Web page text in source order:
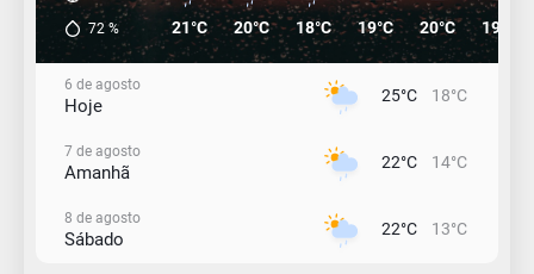
72% 21°C 20°C 18°C 19°C 20°C 19°C
6 de agosto
Hoje 25°C 18°C
7 de agosto
Amanhã 22°C 14°C
8 de agosto
Sábado 22°C 13°C